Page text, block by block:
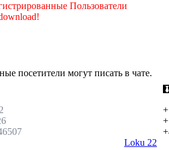
Пользователи
посетители могут писать в чате.
Loku 22